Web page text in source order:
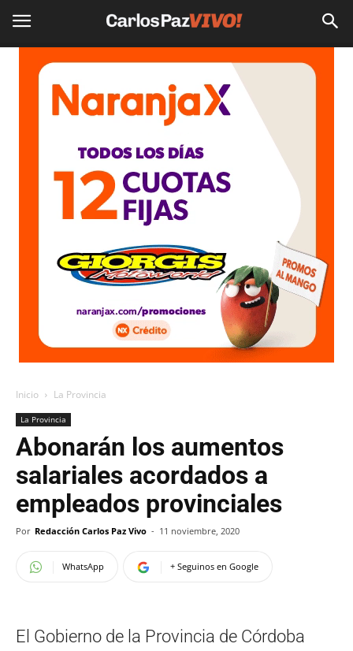
Inicio La Provincia
La Provincia
Abonarán los aumentos
salariales acordados a
empleados provinciales
Por Redacción Carlos Paz Vivo - 11 noviembre, 2020
WhatsApp + Seguinos en Google
El Gobierno de la Provincia de Córdoba